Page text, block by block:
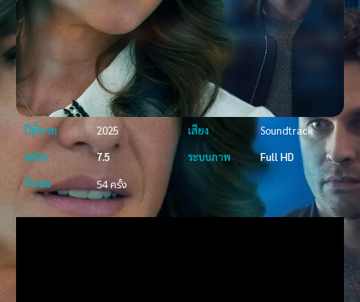
ปีที่ฉาย 2025 เสียง
Soundtrack
IMDb
7.5 ระบบภาพ
Full HD
รับชม
54 ครั้ง